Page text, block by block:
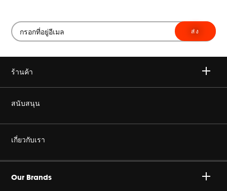
ส่ง
ร้านค้า
ไวเลส
เฮดโฟน
Gaming
สนับสนุน
ซื้อของแท้
ร้านค้าตัวแทนจำหน่ายอย่างเป็นทางการ
เกี่ยวกับเรา
Our Brands